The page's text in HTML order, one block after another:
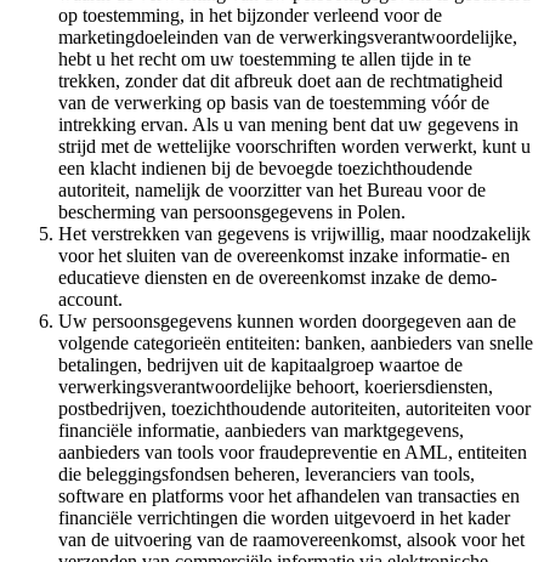
op toestemming, in het bijzonder verleend voor de
marketingdoeleinden van de verwerkingsverantwoordelijke,
hebt u het recht om uw toestemming te allen tijde in te
trekken, zonder dat dit afbreuk doet aan de rechtmatigheid
van de verwerking op basis van de toestemming vóór de
intrekking ervan. Als u van mening bent dat uw gegevens in
strijd met de wettelijke voorschriften worden verwerkt, kunt u
een klacht indienen bij de bevoegde toezichthoudende
autoriteit, namelijk de voorzitter van het Bureau voor de
bescherming van persoonsgegevens in Polen.
Het verstrekken van gegevens is vrijwillig, maar noodzakelijk
voor het sluiten van de overeenkomst inzake informatie- en
educatieve diensten en de overeenkomst inzake de demo-
account.
Uw persoonsgegevens kunnen worden doorgegeven aan de
volgende categorieën entiteiten: banken, aanbieders van snelle
betalingen, bedrijven uit de kapitaalgroep waartoe de
verwerkingsverantwoordelijke behoort, koeriersdiensten,
postbedrijven, toezichthoudende autoriteiten, autoriteiten voor
financiële informatie, aanbieders van marktgegevens,
aanbieders van tools voor fraudepreventie en AML, entiteiten
die beleggingsfondsen beheren, leveranciers van tools,
software en platforms voor het afhandelen van transacties en
financiële verrichtingen die worden uitgevoerd in het kader
van de uitvoering van de raamovereenkomst, alsook voor het